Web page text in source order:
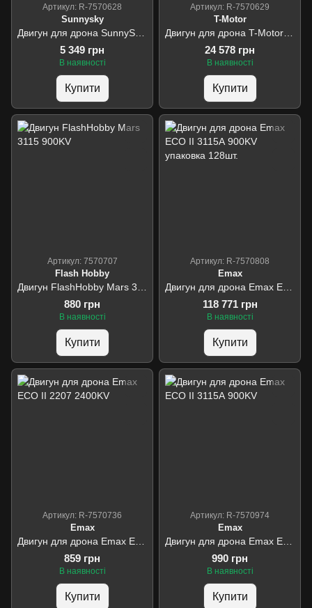
Артикул: R-7570628
Sunnysky
5 349 грн
В наявності
Купити
Артикул: R-7570629
T-Motor
24 578 грн
В наявності
Купити
Артикул: 7570707
Flash Hobby
880 грн
В наявності
Купити
Артикул: R-7570808
Emax
118 771 грн
В наявності
Купити
Артикул: R-7570736
Emax
859 грн
В наявності
Купити
Артикул: R-7570974
Emax
990 грн
В наявності
Купити